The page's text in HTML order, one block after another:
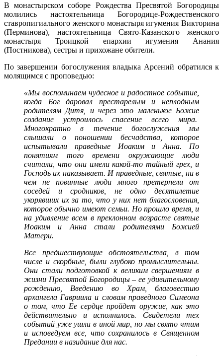
В монастырском соборе Рождества Пресвятой Богородицы
молились настоятельница Богородице-Рождественского
ставропигиального женского монастыря игумения Викторина
(Перминова), настоятельница Свято-Казанского женского
монастыря Троицкой епархии игумения Анания
(Постникова), сестры и прихожане обители.
По завершении богослужения владыка Арсений обратился к
молящимся с проповедью:
«Мы воспоминаем чудесное и радостное событие,
когда Бог даровал престарелым и неплодным
родителям Дитя, и через это маленькое Божие
создание устроилось спасение всего мира.
Многократно в течение богослужения мы
слышали о поношении бесчадства, которое
испытывали праведные Иоаким и Анна. По
понятиям того времени окружающие люди
считали, что они имели какой-то тайный грех, и
Господь их наказывает. И праведные, святые, ни в
чем не повинные люди много претерпели от
соседей и сродников, не одно десятилетие
укорявших их за то, что у них нет благословения,
которое обычно имеют семьи. Но прошло время, и
на удивление всем в преклонном возрасте святые
Иоаким и Анна стали родителями Божией
Матери.
Все предшествующие обстоятельства, в том
числе и скорбные, были глубоко промыслительны.
Они стали подготовкой к великим свершениям в
жизни Пресвятой Богородицы – ее удивительному
рождению, Введению во Храм, благовестию
архангела Гавриила и словам праведного Симеона
о том, что Ее сердце пройдет оружие, как это
действительно и исполнилось. Свидетели тех
событий уже ушли в иной мир, но мы свято чтим
и исповедуем все, что сохранилось в Священном
Предании в назидание для нас.